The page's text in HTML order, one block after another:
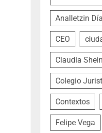
Analletzin
CEO
Claudia
Colegio
Contextos
Felipe Vega